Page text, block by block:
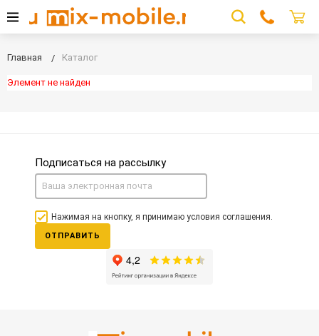
Главная Каталог
Элемент не найден
Подписаться на рассылку
Нажимая на кнопку, я принимаю условия соглашения.
ОТПРАВИТЬ